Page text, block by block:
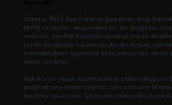
Sitemiz, 5651 Sayılı Kanun gereğince Bilgi
(BTK) tarafından onaylanmış bir Yer Sağlayıcı
nedenle, sitedeki içerikleri proaktif olarak
yükümlülüğümüz bulunmamaktadır. Ancak,
sorumluluğunu taşımakta olup, siteye üye olarak
etmiş sayılırlar.
Hukuka ve yasal düzenlemelere aykırı olduğunu
backlinkpanelicomtr@gmail.com adresine
içerikler yasal süre içerisinde sitemizden